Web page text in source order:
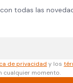
todas las
de privacidad y los
cualquier momento.